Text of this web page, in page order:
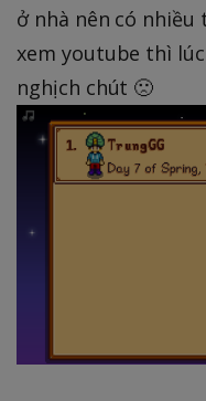
ở nhà nên có
xem youtube thì
nghịch chút 🙁